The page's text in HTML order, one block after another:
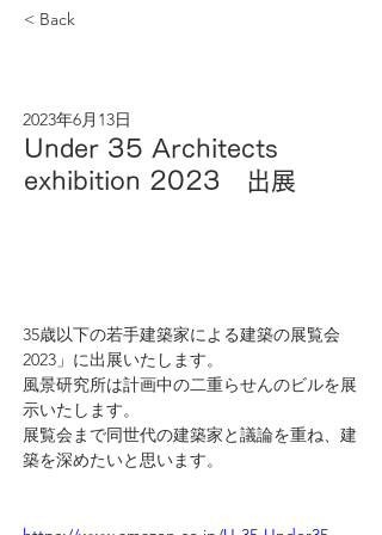
< Back
2023年6月13日
Under 35 Architects
exhibition 2023 出展
35歳以下の若手建築家による建築の展覧会
2023」に出展いたします。
風景研究所は計画中の二重らせんのビルを展
示いたします。
展覧会まで同世代の建築家と議論を重ね、建
築を深めたいと思います。